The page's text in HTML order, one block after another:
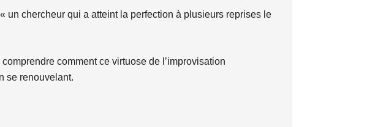
un chercheur qui a atteint la perfection à plusieurs reprises le
comment ce virtuose de l’improvisation
se renouvelant.